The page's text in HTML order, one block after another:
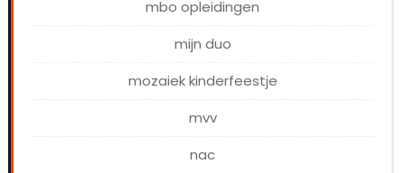
mbo opleidingen
mijn duo
mozaiek kinderfeestje
mvv
nac